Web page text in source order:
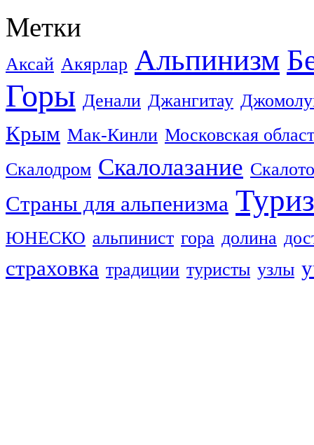
Метки
Аксай Акярлар Альпинизм
Горы Денали Джангитау
Крым Мак-Кинли Московская
Скалодром Скалолазание
Страны для альпенизма
ЮНЕСКО альпинист гора долина
страховка традиции туристы узлы